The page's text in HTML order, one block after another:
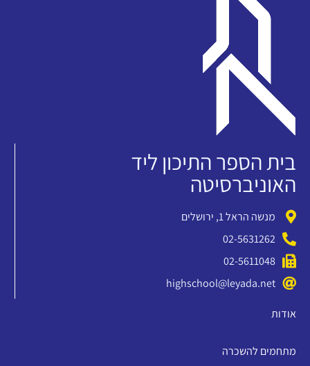
בית הספר התיכון ליד
האוניברסיטה
מנשה הראל 1, ירושלים
02-5631262
02-5611048
highschool@leyada.net
אודות
מתחמים להשכרה